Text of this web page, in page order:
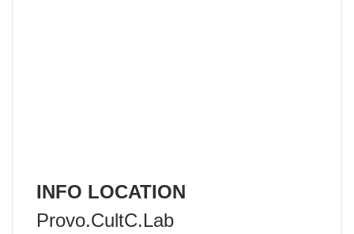
INFO LOCATION
Provo.CultC.Lab